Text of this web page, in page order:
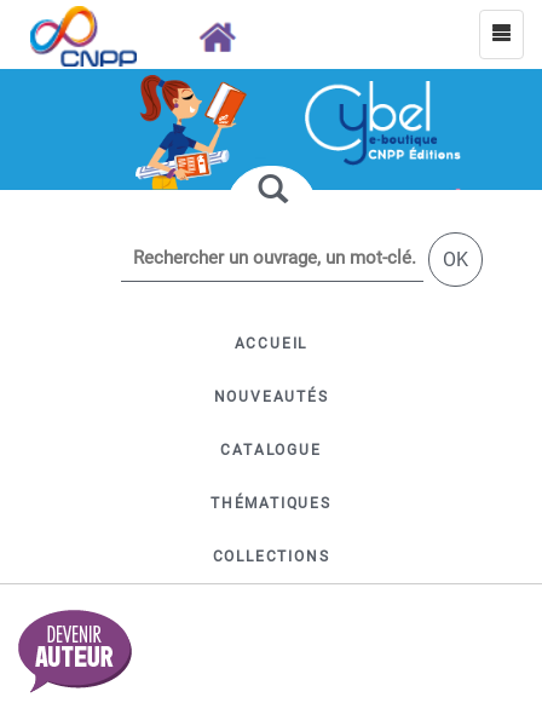
OK
ACCUEIL
NOUVEAUTÉS
CATALOGUE
THÉMATIQUES
COLLECTIONS